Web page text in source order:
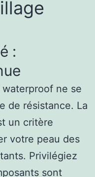
:
ne se
de résistance. La
un critère
votre peau des
Privilégiez
sont